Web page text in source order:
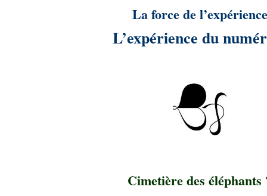
La force de l’expérience
L’expérience du
Cimetière des éléphants